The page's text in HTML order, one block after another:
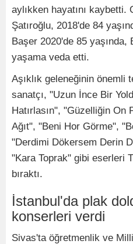
aylıkken hayatını kaybetti.
Şatıroğlu, 2018'de 84
Başer 2020'de 85 yaşında,
yaşama veda etti.
Aşıklık geleneğinin önemli
sanatçı, "Uzun İnce Bir
Hatırlasın", "Güzelliğin On
Ağıt", "Beni Hor Görme",
"Derdimi Dökersem Derin
"Kara Toprak" gibi eserleri
bıraktı.
İstanbul'da plak
konserleri verdi
Sivas'ta öğretmenlik ve